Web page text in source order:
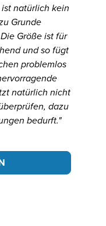
ist natürlich kein
Grunde
Größe ist für
und so fügt
problemlos
natürlich nicht
dazu
bedurft."